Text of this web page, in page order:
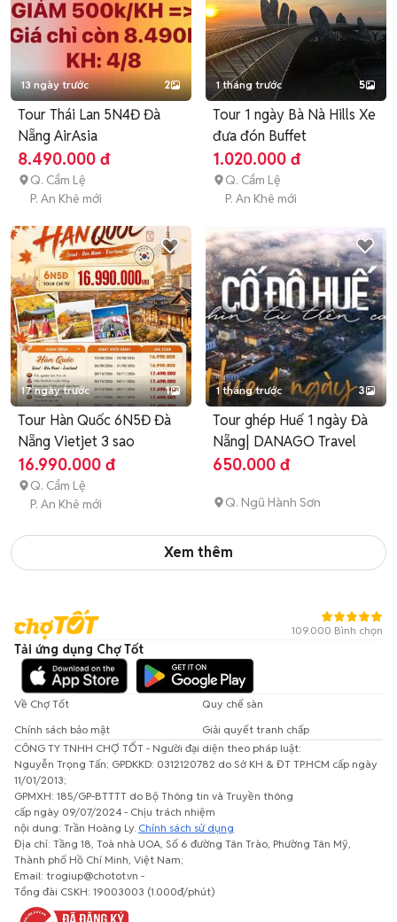
13 ngày trước 2
Tour Thái Lan 5N4Đ Đà
Nẵng AirAsia
8.490.000 đ
Q. Cẩm Lệ
P. An Khê mới
1 tháng trước 5
Tour 1 ngày Bà Nà Hills Xe
đưa đón Buffet
1.020.000 đ
Q. Cẩm Lệ
P. An Khê mới
17 ngày trước 1
Tour Hàn Quốc 6N5Đ Đà
Nẵng Vietjet 3 sao
16.990.000 đ
Q. Cẩm Lệ
P. An Khê mới
1 tháng trước 3
Tour ghép Huế 1 ngày Đà
Nẵng| DANAGO Travel
650.000 đ
Q. Ngũ Hành Sơn
Xem thêm
109.000 Bình chọn
Tải ứng dụng Chợ Tốt
Về Chợ Tốt
Quy chế sàn
Chính sách bảo mật
Giải quyết tranh chấp
CÔNG TY TNHH CHỢ TỐT - Người đại diện theo pháp luật:
Nguyễn Trọng Tấn; GPDKKD: 0312120782 do Sở KH & ĐT TP.HCM cấp ngày
11/01/2013;
GPMXH: 185/GP-BTTTT do Bộ Thông tin và Truyền thông
cấp ngày 09/07/2024 - Chịu trách nhiệm
nội dung: Trần Hoàng Ly. Chính sách sử dụng
Địa chỉ: Tầng 18, Toà nhà UOA, Số 6 đường Tân Trào, Phường Tân Mỹ,
Thành phố Hồ Chí Minh, Việt Nam;
Email: trogiup@chotot.vn -
Tổng đài CSKH: 19003003 (1.000đ/phút)